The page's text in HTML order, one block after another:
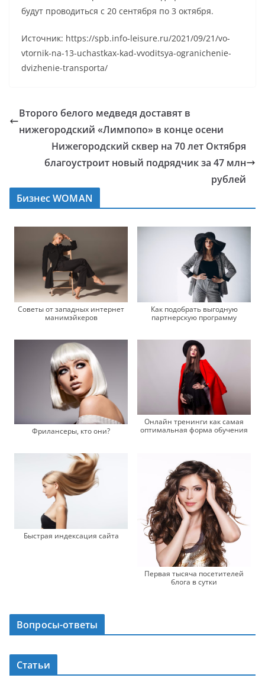
будут проводиться с 20 сентября по 3 октября.
Источник: https://spb.info-leisure.ru/2021/09/21/vo-
vtornik-na-13-uchastkax-kad-vvoditsya-ogranichenie-
dvizhenie-transporta/
Второго белого медведя доставят в
нижегородский «Лимпопо» в конце осени
Нижегородский сквер на 70 лет Октября
благоустроит новый подрядчик за 47 млн
рублей
Бизнес WOMAN
Советы от западных интернет
манимэйкеров
Как подобрать выгодную
партнерскую программу
Фрилансеры, кто они?
Онлайн тренинги как самая
оптимальная форма обучения
Быстрая индексация сайта
Первая тысяча посетителей
блога в сутки
Вопросы-ответы
Статьи